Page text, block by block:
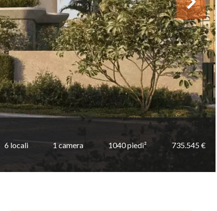
6 locali 1 camera 1040 piedi² 735.545 €